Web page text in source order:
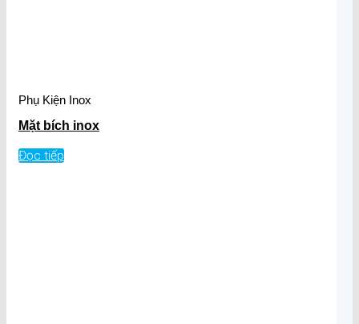
Phụ Kiện Inox
Mặt bích inox
Đọc tiếp